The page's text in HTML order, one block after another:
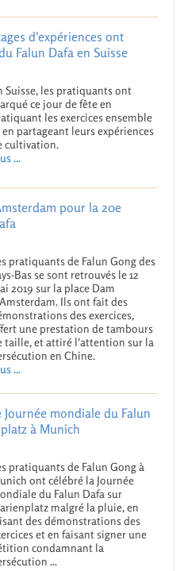
d'expériences ont
Falun Dafa en Suisse
Suisse, les pratiquants ont
ce jour de fête en
les exercices ensemble
en partageant leurs expériences
cultivation.
...
pour la 20e
pratiquants de Falun Gong des
Bas se sont retrouvés le 12
2019 sur la place Dam
Ils ont fait des
des exercices,
une prestation de tambours
taille, et attiré l'attention sur la
en Chine.
...
Journée mondiale du Falun
à Munich
pratiquants de Falun Gong à
ont célébré la Journée
du Falun Dafa sur
malgré la pluie, en
des démonstrations des
et en faisant signer une
condamnant la
...